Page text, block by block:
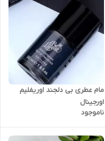
مام عطری بی دلجند اوریفلیم
اورجینال
ناموجود